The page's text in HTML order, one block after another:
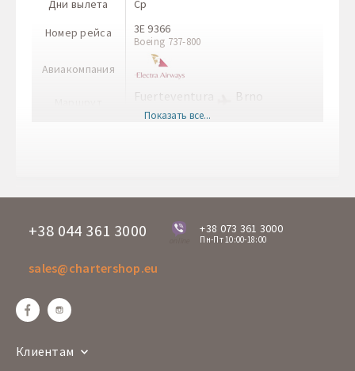
Дни вылета
Номер рейса
Авиакомпания
Ср
3E 9366
Boeing 737-800
Fuerteventura Brno
Показать все...
+38 044 361 3000
online
+38 073 361 3000
Пн-Пт 10:00-18:00
sales@chartershop.eu
Клиентам